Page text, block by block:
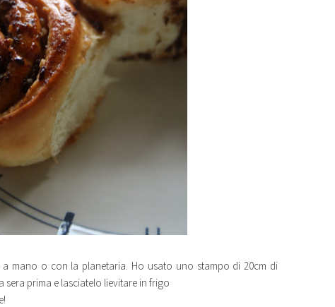
mano o con la planetaria. Ho usato uno stampo di 20cm di
sera prima e lasciatelo lievitare in frigo